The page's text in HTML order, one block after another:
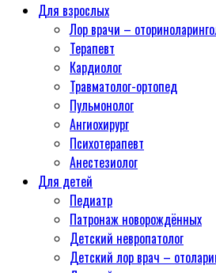
Для взрослых
Лор врачи –
Терапевт
Кардиолог
Травматолог-ортопед
Пульмонолог
Ангиохирург
Психотерапевт
Aнестезиолог
Для детей
Педиатр
Патронаж новорождённых
Детский невропатолог
Детский лор врач –